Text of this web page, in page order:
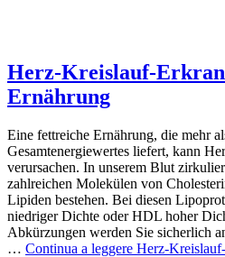
Herz-Kreislauf-
Ernährung
Eine fettreiche Ernährung, die mehr
Gesamtenergiewertes liefert, kann
verursachen. In unserem Blut
zahlreichen Molekülen von
Lipiden bestehen. Bei diesen
niedriger Dichte oder HDL hoher
Abkürzungen werden Sie sicherlich
… Continua a leggere Herz-